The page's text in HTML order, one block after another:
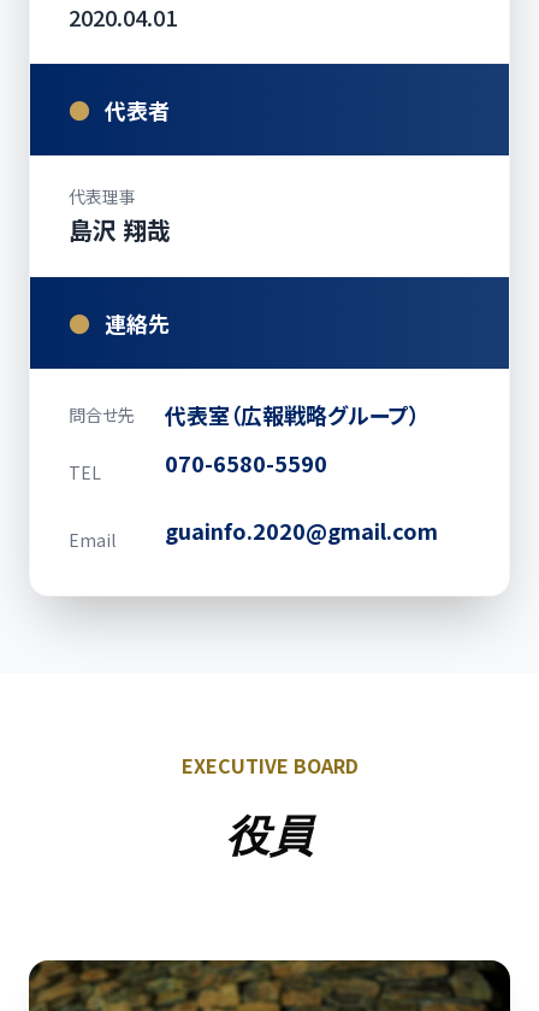
2020.04.01
● 代表者
代表理事
島沢 翔哉
● 連絡先
問合せ先 代表室（広報戦略グループ）
TEL 070-6580-5590
Email guainfo.2020@gmail.com
EXECUTIVE BOARD
役員